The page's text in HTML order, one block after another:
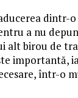
dintr-
a nu
alt birou de
importantă,
într-o